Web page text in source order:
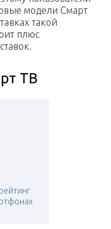
модели Смарт
такой
плюс
ТВ